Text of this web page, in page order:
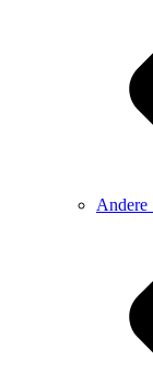
Andere